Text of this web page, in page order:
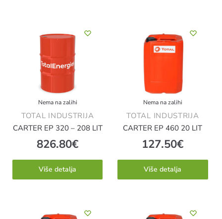
Nema na zalihi
TOTAL INDUSTRIJA
CARTER EP 320 – 208 LIT
826.80€
Više detalja
Nema na zalihi
TOTAL INDUSTRIJA
CARTER EP 460 20 LIT
127.50€
Više detalja